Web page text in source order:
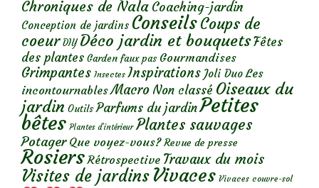
Chroniques de Nala Coaching-jardin
Conception de jardins ConseilsCoups de
coeur DIY Déco jardin et bouquetsFêtes
des plantes Garden faux pas Gourmandises
Grimpantes Insectes Inspirations Joli Duo Les
incontournables Macro Non classé Oiseaux du
jardin Outils Parfums du jardinPetites
bêtes Plantes d’intérieur Plantes sauvages
Potager Que voyez-vous? Revue de presse
Rosiers Rétrospective Travaux du mois
Visites de jardins Vivaces Vivaces couvre-sol